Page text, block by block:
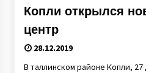
Копли открылся
центр
28.12.2019
В таллинском районе Копли,